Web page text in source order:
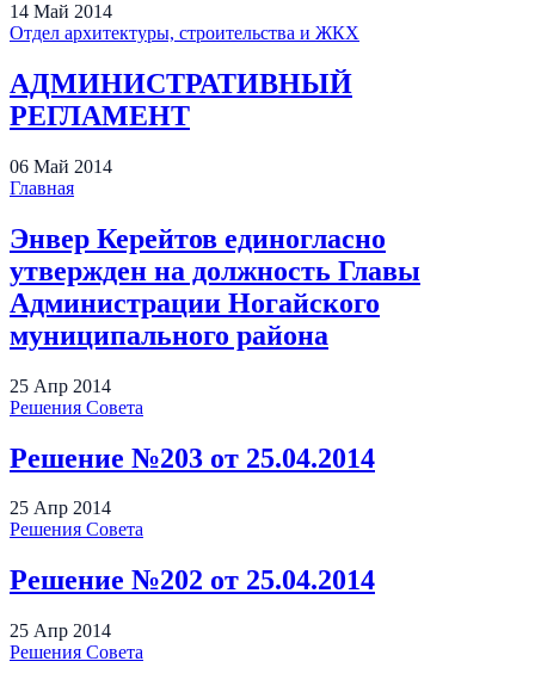
14 Май 2014
Отдел архитектуры, строительства и ЖКХ
АДМИНИСТРАТИВНЫЙ
РЕГЛАМЕНТ
06 Май 2014
Главная
Энвер Керейтов единогласно
утвержден на должность Главы
Администрации Ногайского
муниципального района
25 Апр 2014
Решения Совета
Решение №203 от 25.04.2014
25 Апр 2014
Решения Совета
Решение №202 от 25.04.2014
25 Апр 2014
Решения Совета